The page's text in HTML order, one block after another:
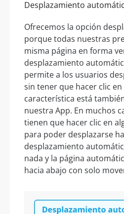
Desplazamiento
Ofrecemos la opción
porque todas nuestras
misma página en forma
desplazamiento
permite a los usuarios
sin tener que hacer clic
característica está
nuestra App. En muchos
tienen que hacer clic en
para poder desplazarse
desplazamiento
nada y la página
hacia abajo con solo